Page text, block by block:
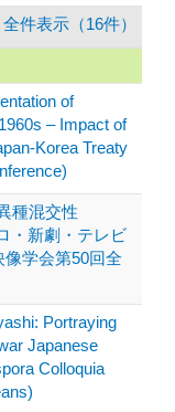
全件表示（16件）
of
– Impact of
Korea Treaty
種混交性
・新劇・テレビ
学会第50回全
Portraying
Japanese
Colloquia